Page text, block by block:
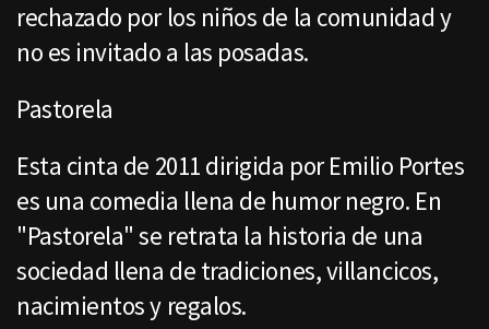
rechazado por los niños de la comunidad y
no es invitado a las posadas.
Pastorela
Esta cinta de 2011 dirigida por Emilio Portes
es una comedia llena de humor negro. En
"Pastorela" se retrata la historia de una
sociedad llena de tradiciones, villancicos,
nacimientos y regalos.